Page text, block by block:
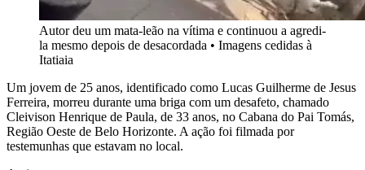
Autor deu um mata-leão na vítima e continuou a agredi-
la mesmo depois de desacordada • Imagens cedidas à
Itatiaia
Um jovem de 25 anos, identificado como Lucas Guilherme de Jesus
Ferreira, morreu durante uma briga com um desafeto, chamado
Cleivison Henrique de Paula, de 33 anos, no Cabana do Pai Tomás,
Região Oeste de Belo Horizonte. A ação foi filmada por
testemunhas que estavam no local.